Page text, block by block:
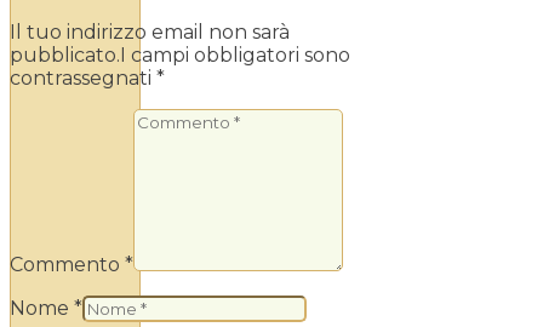
Il tuo indirizzo email non sarà
pubblicato.I campi obbligatori sono
contrassegnati *
Commento *
Nome *